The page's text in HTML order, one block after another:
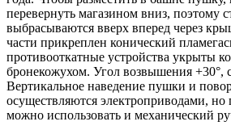
перевернуть магазином вниз, поэтому
выбрасываются вверх вперед через
части прикреплен конический
противооткатные устройства укрыты
бронекожухом. Угол возвышения +30°,
Вертикальное наведение пушки и
осуществляются электроприводами, но
можно использовать и механический